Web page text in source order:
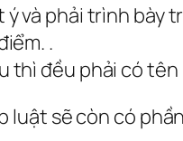
và phải trình bày
.
thì đều phải có
sẽ còn có